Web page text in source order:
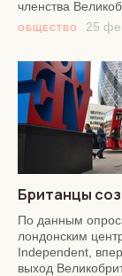
членства
ОБЩЕСТВО 25
Британцы
По данным
лондонским
Independent,
выход